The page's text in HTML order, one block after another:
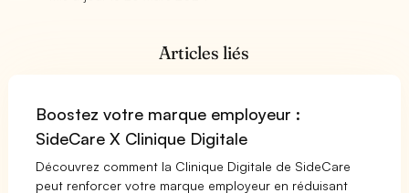
Articles liés
Boostez votre marque employeur :
SideCare X Clinique Digitale
Découvrez comment la Clinique Digitale de SideCare
peut renforcer votre marque employeur en réduisant